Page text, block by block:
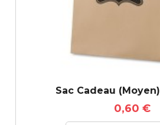
Sac Cadeau (moyen)
0,60 €